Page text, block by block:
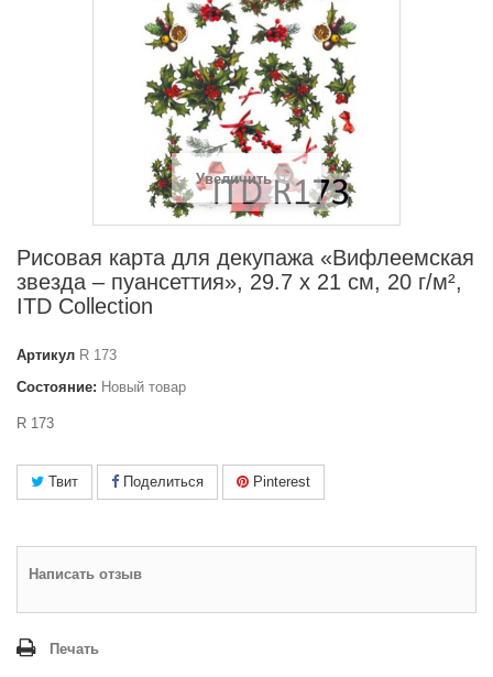
Увеличить
Рисовая карта для декупажа «Вифлеемская
звезда – пуансеттия», 29.7 x 21 см, 20 г/м²,
ITD Collection
Артикул R 173
Состояние: Новый товар
R 173
Твит Поделиться Pinterest
Написать отзыв
Печать